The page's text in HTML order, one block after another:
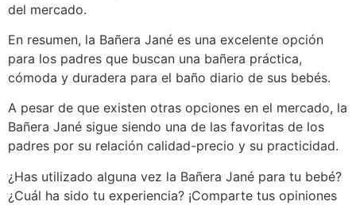
del mercado.
En resumen, la Bañera Jané es una excelente opción
para los padres que buscan una bañera práctica,
cómoda y duradera para el baño diario de sus bebés.
A pesar de que existen otras opciones en el mercado, la
Bañera Jané sigue siendo una de las favoritas de los
padres por su relación calidad-precio y su practicidad.
¿Has utilizado alguna vez la Bañera Jané para tu bebé?
¿Cuál ha sido tu experiencia? ¡Comparte tus opiniones